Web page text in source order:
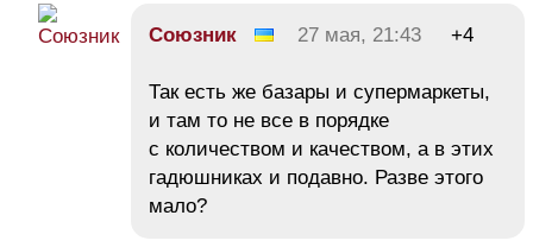
Союзник 27 мая, 21:43 +4
Так есть же базары и супермаркеты,
и там то не все в порядке
с количеством и качеством, а в этих
гадюшниках и подавно. Разве этого
мало?